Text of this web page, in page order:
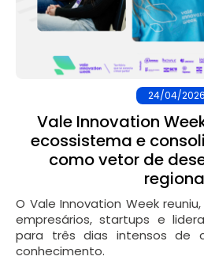
24/04/2026
Vale Innovation
ecossistema e
como vetor de
O Vale Innovation Week
empresários, startups e
para três dias intensos de
conhecimento.